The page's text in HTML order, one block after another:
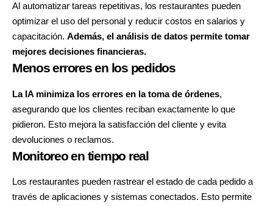
Al automatizar tareas repetitivas, los restaurantes pueden
optimizar el uso del personal y reducir costos en salarios y
capacitación. Además, el análisis de datos permite tomar
mejores decisiones financieras.
Menos errores en los pedidos
La IA minimiza los errores en la toma de órdenes,
asegurando que los clientes reciban exactamente lo que
pidieron. Esto mejora la satisfacción del cliente y evita
devoluciones o reclamos.
Monitoreo en tiempo real
Los restaurantes pueden rastrear el estado de cada pedido a
través de aplicaciones y sistemas conectados. Esto permite